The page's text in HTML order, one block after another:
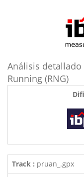
Análisis
Running (RNG)
Track : pruan_.gpx